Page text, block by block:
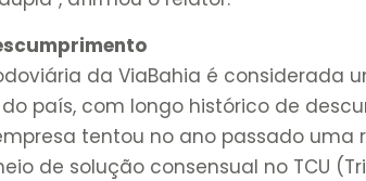
da ViaBahia é considerada
país, com longo histórico de
tentou no ano passado
de solução consensual no TCU